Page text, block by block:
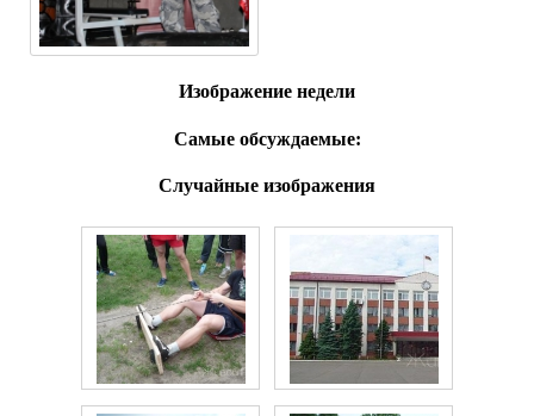
Изображение недели
Самые обсуждаемые:
Случайные изображения